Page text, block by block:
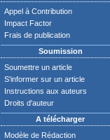
Appel à Contribution
Impact Factor
Frais de publication
Soumission
Soumettre un article
S'informer sur un article
Instructions aux auteurs
Droits d'auteur
A télécharger
Modèle de Rédaction